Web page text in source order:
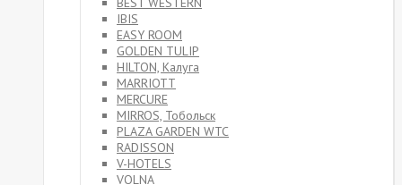
IBIS
EASY ROOM
GOLDEN TULIP
HILTON, Калуга
MARRIOTT
MERCURE
MIRROS, Тобольск
PLAZA GARDEN WTC
RADISSON
V-HOTELS
VOLNA